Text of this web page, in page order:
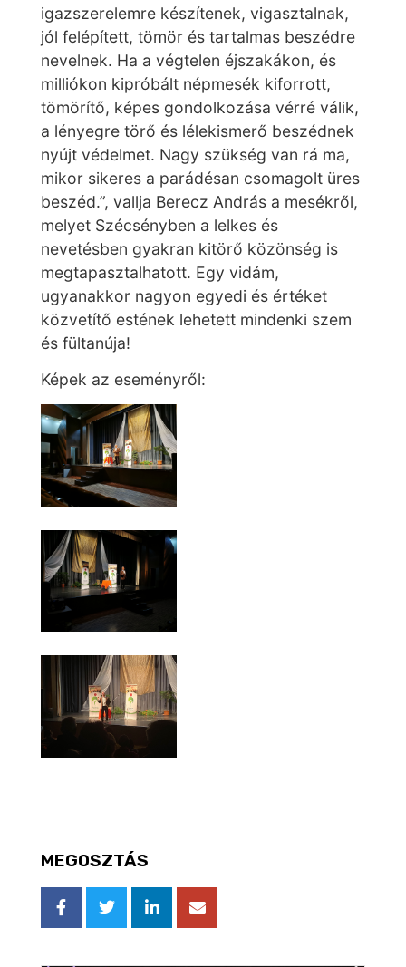
igazszerelemre készítenek, vigasztalnak,
jól felépített, tömör és tartalmas beszédre
nevelnek. Ha a végtelen éjszakákon, és
milliókon kipróbált népmesék kiforrott,
tömörítő, képes gondolkozása vérré válik,
a lényegre törő és lélekismerő beszédnek
nyújt védelmet. Nagy szükség van rá ma,
mikor sikeres a parádésan csomagolt üres
beszéd.”, vallja Berecz András a mesékről,
melyet Szécsényben a lelkes és
nevetésben gyakran kitörő közönség is
megtapasztalhatott. Egy vidám,
ugyanakkor nagyon egyedi és értéket
közvetítő estének lehetett mindenki szem
és fültanúja!
Képek az eseményről:
MEGOSZTÁS